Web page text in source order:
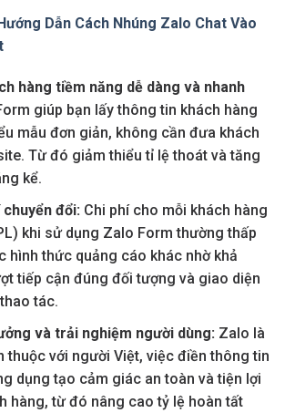
Dẫn Cách Nhúng Zalo Chat Vào
hàng tiềm năng dễ dàng và nhanh
giúp bạn lấy thông tin khách hàng
mẫu đơn giản, không cần đưa khách
Từ đó giảm thiểu tỉ lệ thoát và tăng
kể.
đổi: Chi phí cho mỗi khách hàng
khi sử dụng Zalo Form thường thấp
hình thức quảng cáo khác nhờ khả
tiếp cận đúng đối tượng và giao diện
tác.
và trải nghiệm người dùng: Zalo là
thuộc với người Việt, việc điền thông tin
dụng tạo cảm giác an toàn và tiện lợi
hàng, từ đó nâng cao tỷ lệ hoàn tất